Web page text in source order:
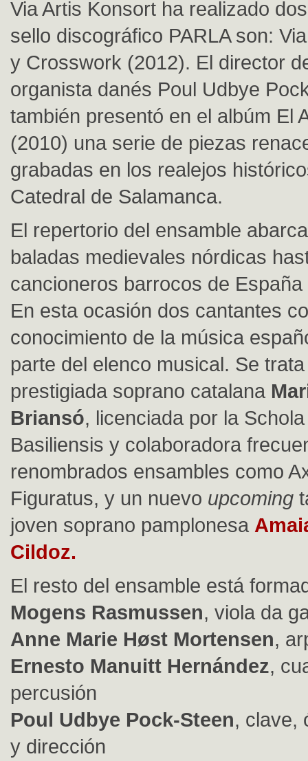
Via Artis Konsort ha realizado
sello discográfico PARLA son:
y Crosswork (2012). El director
organista danés Poul Udbye
también presentó en el albúm El
(2010) una serie de piezas
grabadas en los realejos
Catedral de Salamanca.
El repertorio del ensamble
baladas medievales nórdicas
cancioneros barrocos de España
En esta ocasión dos cantantes
conocimiento de la música
parte del elenco musical. Se
prestigiada soprano catalana
Briansó, licenciada por la
Basiliensis y colaboradora
renombrados ensambles como
Figuratus, y un nuevo upcoming
joven soprano pamplonesa
Cildoz.
El resto del ensamble está
Mogens Rasmussen, viola da
Anne Marie Høst Mortensen,
Ernesto Manuitt Hernández,
percusión
Poul Udbye Pock-Steen, clave,
y dirección